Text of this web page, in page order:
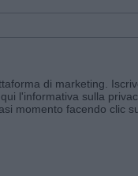
di marketing.
l'informativa sulla
momento facendo clic